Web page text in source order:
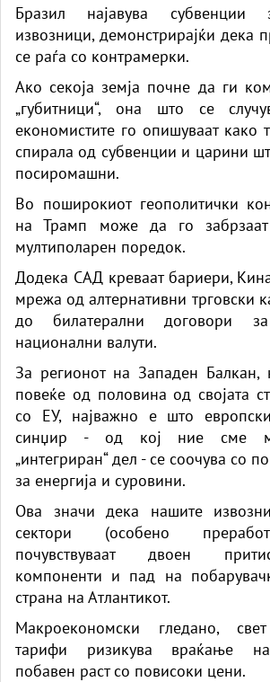
Бразил најавува субвенции
извозници, демонстрирајќи дека
се раѓа со контрамерки.
Ако секоја земја почне да ги
„губитници“, она што се
економистите го опишуваат како
спирала од субвенции и царини
посиромашни.
Во поширокиот геополитички
на Трамп може да го
мултиполарен поредок.
Додека САД креваат бариери,
мрежа од алтернативни трговски
до билатерални договори
национални валути.
За регионот на Западен Балкан,
повеќе од половина од својата
со ЕУ, најважно е што
синџир - од кој ние сме
„интегриран“ дел - се соочува со
за енергија и суровини.
Ова значи дека нашите
сектори (особено
почувствуваат двоен
компоненти и пад на
страна на Атлантикот.
Макроекономски гледано,
тарифи ризикува враќање на
побавен раст со повисоки цени.